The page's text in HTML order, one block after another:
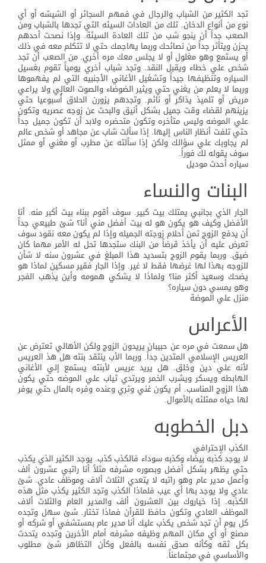
تجد الكثير من الشباب والرجال في فمهم السجائر أو الشيشه أو أي
نوع من أنواع الدخان. تلك من العادات السيئه التي تجدها بالشباب ومن
الصعب جداً أن ينجو شب من تلك العادة السيئة. وإذا نصحت أحدهم
يحزن ويتأثر جداً من نصائحك وربما يهاجمك حتي لا تتكلم معه في ذلك
أو يستمع وهو مغلول أو لا يجلس معك مره أخري. من الصعب أن تجد
شخص علي خطاء ويقبل النقد. وتجد شباب أخري يومياً تقوم بغسيل
السياره وتنظيفها جيداً وتشغيل الأغاني الأجنبيه التي لم يفهموها
وربما لا يعلم من يغني حتي ويثير الضوضاء والصوت العالي ولا يراعي
مريض أو تلميذ يذاكر أو نائم. وتجدهم يزورن الحلاق أُسبوعيا حتي
يزينهم لقضاء وقت جميل بشكل أنيق والبحث عن زوجه عصريه وتكون
علي الموضه وليس متأخره وتكون متحضره ولابد أن تكون جميل جداً
حتي تلفت أنظار الناس إليها. إذا سألت شاب عن مجاهد أو شخص عالم
لم يجاوبك علي سؤالك ولكن إذا سألته عن مطرب أو مغني أو ممثل
سوف يقوله لك فوراً.
سياره أحدث موديل
البنات والنساء
الجار الذي بجانبي يمتلك بيت كبير. سوف أقوم ببناء بيت أكبر منه. أنا
الأفضل وكيف هو يكون هو له بيت أفضل مني أنا؟ شئ طبيعي جداً
أن يدفع الزوج ثمن أحلام زوجته الجميله وإذا لم يكون معه نقود سوف
تعرض عليه أن يأخذ قرضاً من البنك ستجدها تحل له الأمر مهما كان
ضيق. وربما يقوم الزوج بتسديد هذا المبلغ في عشرون سنه لا شأن
للزوجه بهذا لها غرضها فقط لا غير. وإذا الجار فقير مسكين لماذا هو
يضحك وسعيد أكثر منا؟ ولماذا لا يشكي همومه وأين يذهب الفجر
وهو يمسي دون سياره؟
منزل علي الموضة
الأعراس
هل سمعت في مره عن حبيبان يريدون الزوج ولكن الأهالي تعترض عن
العريس الإسلامي المتدين جداً. وربما الأب ينتقد بنته هل هذ العريس
لأنه علي دين وخلق. هل يريد عريس لأبنته يستمع إلي الأغاني
الهابطه ويسكر ويشرب الخمر ويرتدي ثياب علي الموضه حتي يكون
هذا الزوج المناسب. أم يكون غني وثري وعنده وفره بالمال حتي يوفر
لها حياه ممتلئه بالأموال.
دبل الخطوبه
الكذب الإحترافي
لا يوجد كذبه بيضاء وكذبه سوداء فالكذب كذب. يوجد الكثير الذي يكذب
حتي يظهر بشكل أفضل وبصوره مشرفه مثلاً أنا راتبي عشرون ألف
وأعمل مدير عام وهو راتبه لا يتعدي الثلاث ألاف وموظف عادي. شئ
عادي ولا يوجد بها أي عيب فلماذا الكذب وتجد الكثير يكذب مثل هذه
الكذبه. إذا خياروك بين العشرون ألف والمدير العام والثلاث ألاف
الموظف العادي وتكون حافظ للقرأن فماذا تختار. شئ سهل وتجده
كل يوم أن تجد شخص يكذب عليك أنا مدير عام بمستشفي أو شركه أو
مصنع أو أي مكان المهم وظيفه مشرفه أمام الأخرين وتجده يتحدث
بكل ثقه وكأنه صدق نفسه بالفعل وكأن التظاهر شئ مطلوب
والأساسي في مجتماعناً.